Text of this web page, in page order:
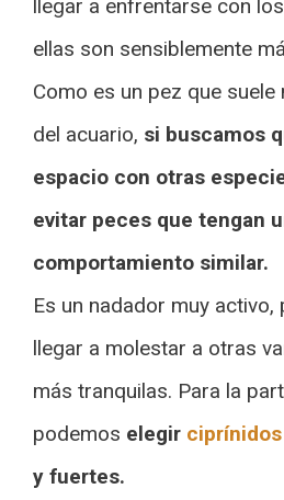
llegar a enfrentarse con
ellas son sensiblemente
Como es un pez que
del acuario, si buscamos
espacio con otras
evitar peces que tengan
comportamiento similar.
Es un nadador muy
llegar a molestar a otras
más tranquilas. Para la
podemos elegir ciprínidos
y fuertes.